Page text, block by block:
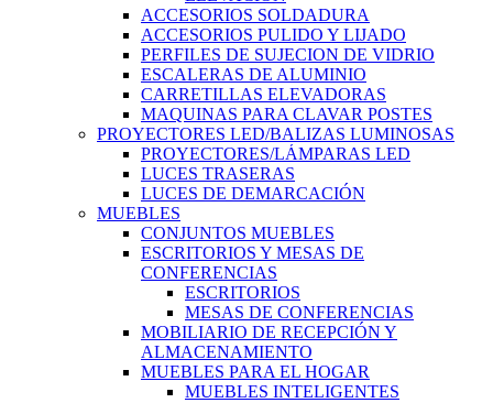
ACCESORIOS SOLDADURA
ACCESORIOS PULIDO Y LIJADO
PERFILES DE SUJECION DE VIDRIO
ESCALERAS DE ALUMINIO
CARRETILLAS ELEVADORAS
MAQUINAS PARA CLAVAR POSTES
PROYECTORES LED/BALIZAS LUMINOSAS
PROYECTORES/LÁMPARAS LED
LUCES TRASERAS
LUCES DE DEMARCACIÓN
MUEBLES
CONJUNTOS MUEBLES
ESCRITORIOS Y MESAS DE
CONFERENCIAS
ESCRITORIOS
MESAS DE CONFERENCIAS
MOBILIARIO DE RECEPCIÓN Y
ALMACENAMIENTO
MUEBLES PARA EL HOGAR
MUEBLES INTELIGENTES